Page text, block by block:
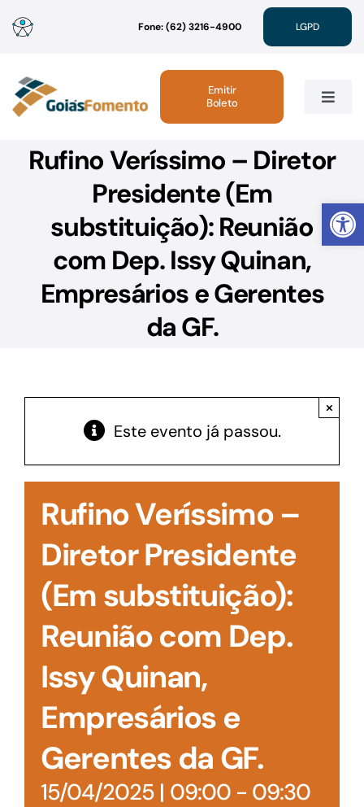
Abrir
para
conteúdo
Fone: (62) 3216-4900 LGPD
Toggle
Institucional
Atendimento
Emitir
Boleto
Rufino Veríssimo – Diretor
Presidente (Em
substituição): Reunião
com Dep. Issy Quinan,
Empresários e Gerentes
da GF.
Este evento já passou.
×
Rufino Veríssimo –
Diretor Presidente
(Em substituição):
Reunião com Dep.
Issy Quinan,
Empresários e
Gerentes da GF.
15/04/2025 | 09:00- 09:30